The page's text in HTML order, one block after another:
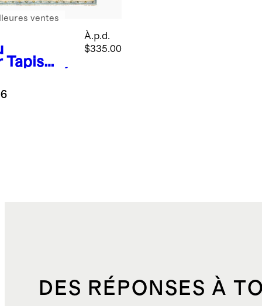
Tapis
en
À.p.d.
$335.00
ventes
DES RÉPONSES À